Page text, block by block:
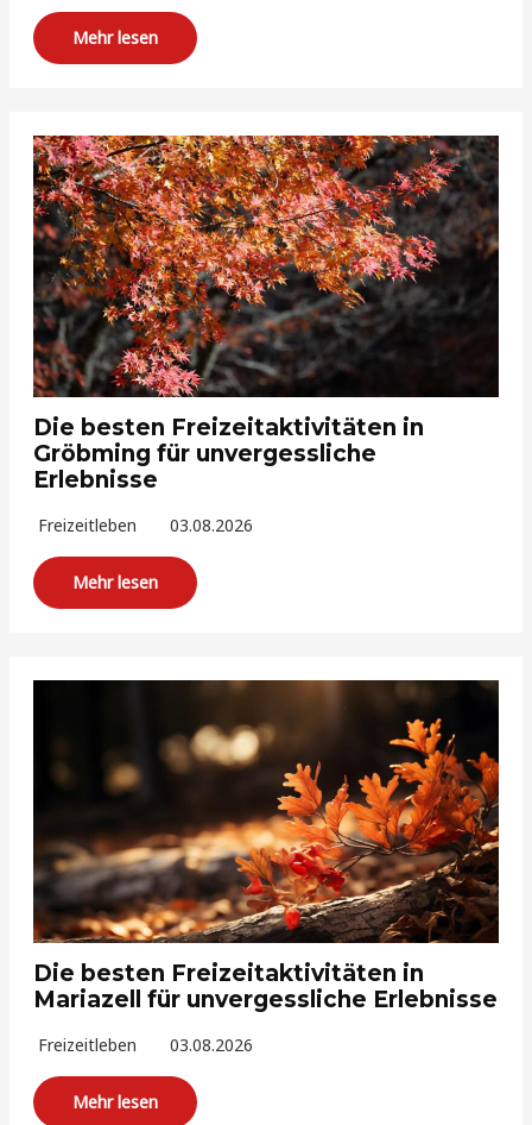
Mehr lesen
Die besten Freizeitaktivitäten in
Gröbming für unvergessliche
Erlebnisse
Freizeitleben 03.08.2026
Mehr lesen
Die besten Freizeitaktivitäten in
Mariazell für unvergessliche Erlebnisse
Freizeitleben 03.08.2026
Mehr lesen